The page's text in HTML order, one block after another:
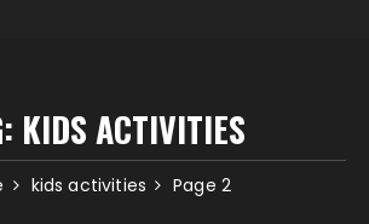
KIDS ACTIVITIES
kids activities Page 2